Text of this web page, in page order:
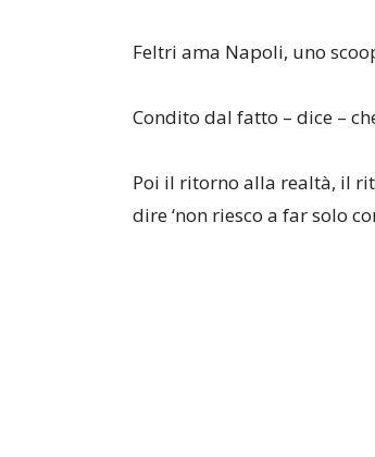
Feltri ama Napoli, uno
Condito dal fatto – dice –
Poi il ritorno alla realtà, il
dire ‘non riesco a far solo